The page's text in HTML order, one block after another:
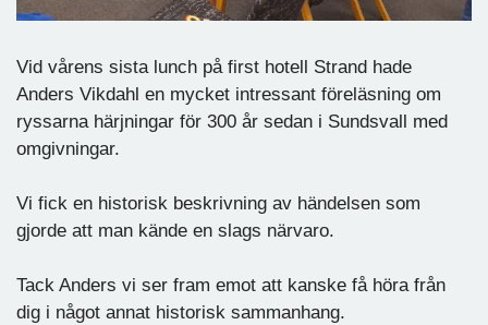
Vid vårens sista lunch på first hotell Strand hade
Anders Vikdahl en mycket intressant föreläsning om
ryssarna härjningar för 300 år sedan i Sundsvall med
omgivningar.
Vi fick en historisk beskrivning av händelsen som
gjorde att man kände en slags närvaro.
Tack Anders vi ser fram emot att kanske få höra från
dig i något annat historisk sammanhang.